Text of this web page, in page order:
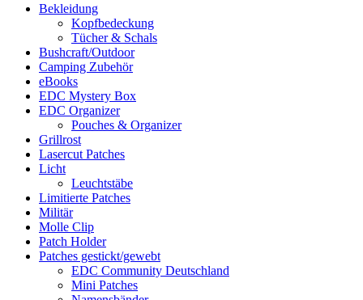
Bekleidung
Kopfbedeckung
Tücher & Schals
Bushcraft/Outdoor
Camping Zubehör
eBooks
EDC Mystery Box
EDC Organizer
Pouches & Organizer
Grillrost
Lasercut Patches
Licht
Leuchtstäbe
Limitierte Patches
Militär
Molle Clip
Patch Holder
Patches gestickt/gewebt
EDC Community Deutschland
Mini Patches